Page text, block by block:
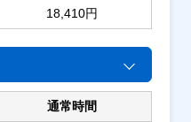
18,410円
通常時間